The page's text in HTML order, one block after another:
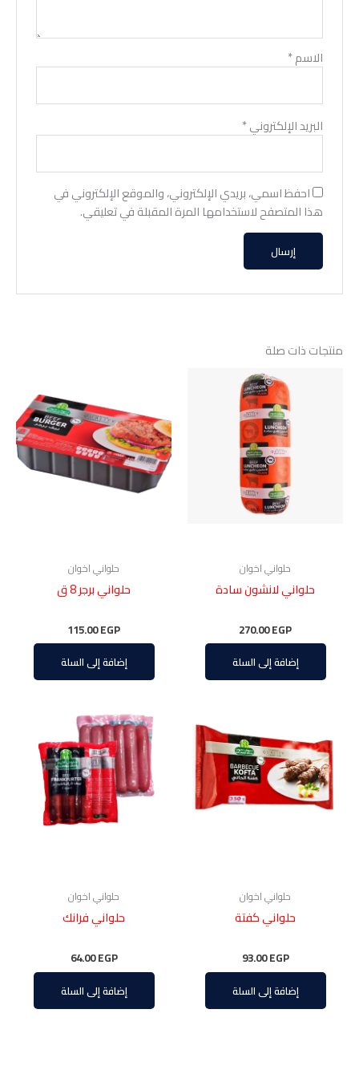
الاسم*
البريد الإلكتروني*
احفظ اسمي، بريدي الإلكتروني، والموقع الإلكتروني في
هذا المتصفح لاستخدامها المرة المقبلة في تعليقي.
منتجات ذات صلة
حلواني اخوان
حلواني لانشون سادة
270.00EGP
إضافة إلى السلة
حلواني اخوان
حلواني برجر 8 ق
115.00EGP
إضافة إلى السلة
حلواني اخوان
حلواني كفتة
93.00EGP
إضافة إلى السلة
حلواني اخوان
حلواني فرانك
64.00EGP
إضافة إلى السلة